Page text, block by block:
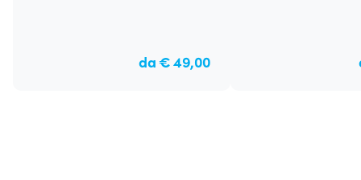
da € 49,00